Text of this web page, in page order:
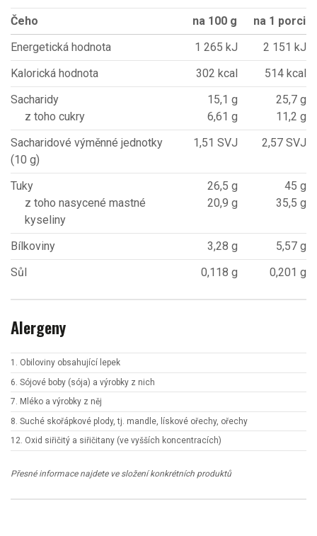
Čeho na 100 g
na 1 porci
Energetická hodnota
1 265 kJ
2 151 kJ
Kalorická hodnota
302 kcal
514 kcal
Sacharidy
z toho cukry
15,1 g
6,61 g
25,7 g
11,2 g
Sacharidové výměnné jednotky
(10 g)
1,51 SVJ 2,57 SVJ
Tuky
z toho nasycené mastné
kyseliny
26,5 g
20,9 g
45 g
35,5 g
Bílkoviny 3,28 g
5,57 g
Sůl
0,118 g 0,201 g
Alergeny
1. Obiloviny obsahující lepek
6. Sójové boby (sója) a výrobky z nich
7. Mléko a výrobky z něj
8. Suché skořápkové plody, tj. mandle, lískové ořechy, ořechy
12. Oxid siřičitý a siřičitany (ve vyšších koncentracích)
Přesné informace najdete ve složení konkrétních produktů